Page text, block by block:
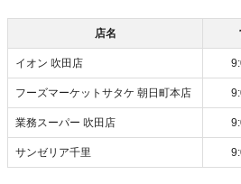
店名
イオン 吹田店
フーズマーケットサタケ 朝日町本店
業務スーパー 吹田店
サンゼリア千里